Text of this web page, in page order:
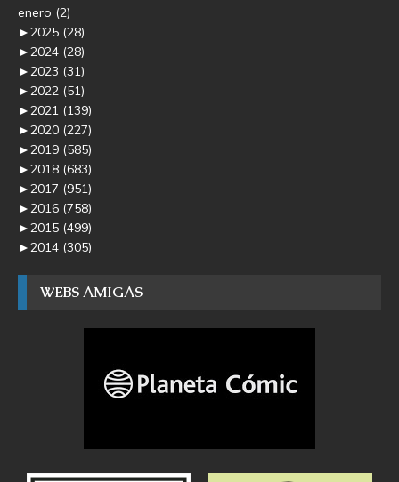
enero (2)
►2025 (28)
►2024 (28)
►2023 (31)
►2022 (51)
►2021 (139)
►2020 (227)
►2019 (585)
►2018 (683)
►2017 (951)
►2016 (758)
►2015 (499)
►2014 (305)
WEBS AMIGAS